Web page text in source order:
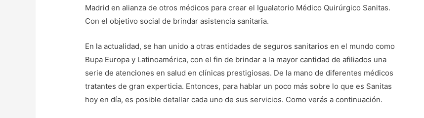
Madrid en alianza de otros médicos para crear el Igualatorio Médico Quirúrgico Sanitas.
Con el objetivo social de brindar asistencia sanitaria.
En la actualidad, se han unido a otras entidades de seguros sanitarios en el mundo como
Bupa Europa y Latinoamérica, con el fin de brindar a la mayor cantidad de afiliados una
serie de atenciones en salud en clínicas prestigiosas. De la mano de diferentes médicos
tratantes de gran experticia. Entonces, para hablar un poco más sobre lo que es Sanitas
hoy en día, es posible detallar cada uno de sus servicios. Como verás a continuación.